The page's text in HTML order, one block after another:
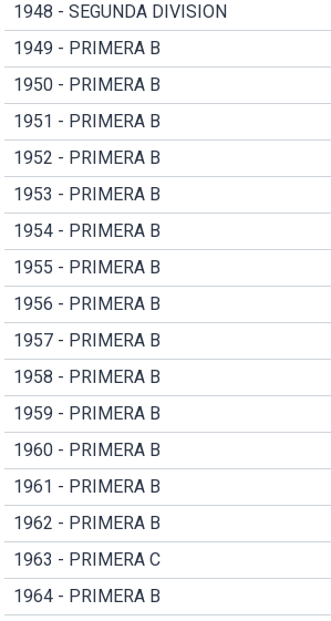
1948 - SEGUNDA DIVISION
1949 - PRIMERA B
1950 - PRIMERA B
1951 - PRIMERA B
1952 - PRIMERA B
1953 - PRIMERA B
1954 - PRIMERA B
1955 - PRIMERA B
1956 - PRIMERA B
1957 - PRIMERA B
1958 - PRIMERA B
1959 - PRIMERA B
1960 - PRIMERA B
1961 - PRIMERA B
1962 - PRIMERA B
1963 - PRIMERA C
1964 - PRIMERA B